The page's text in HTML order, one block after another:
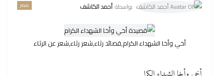
مصر بواسطة أحمد الكاشف
أخي وأخا الشهداء الكرام,قصائد رثاء,شعر رثاء,شعر عن الرثاء